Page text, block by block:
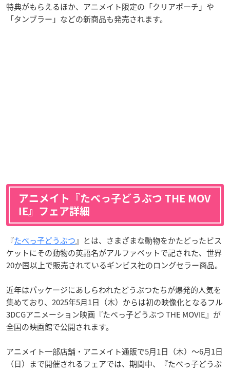
特典がもらえるほか、アニメイト限定の「クリアポーチ」や
「タンブラー」などの新商品も発売されます。
アニメイト『たべっ子どうぶつ THE MOV
IE』フェア詳細
『たべっ子どうぶつ』とは、さまざまな動物をかたどったビス
ケットにその動物の英語名がアルファベットで記された、世界
20か国以上で販売されているギンビス社のロングセラー商品。
近年はパッケージにあしらわれたどうぶつたちが爆発的人気を
集めており、2025年5月1日（木）からは初の映像化となるフル
3DCGアニメーション映画『たべっ子どうぶつ THE MOVIE』が
全国の映画館で公開されます。
アニメイト一部店舗・アニメイト通販で5月1日（木）～6月1日
（日）まで開催されるフェアでは、期間中、『たべっ子どうぶ